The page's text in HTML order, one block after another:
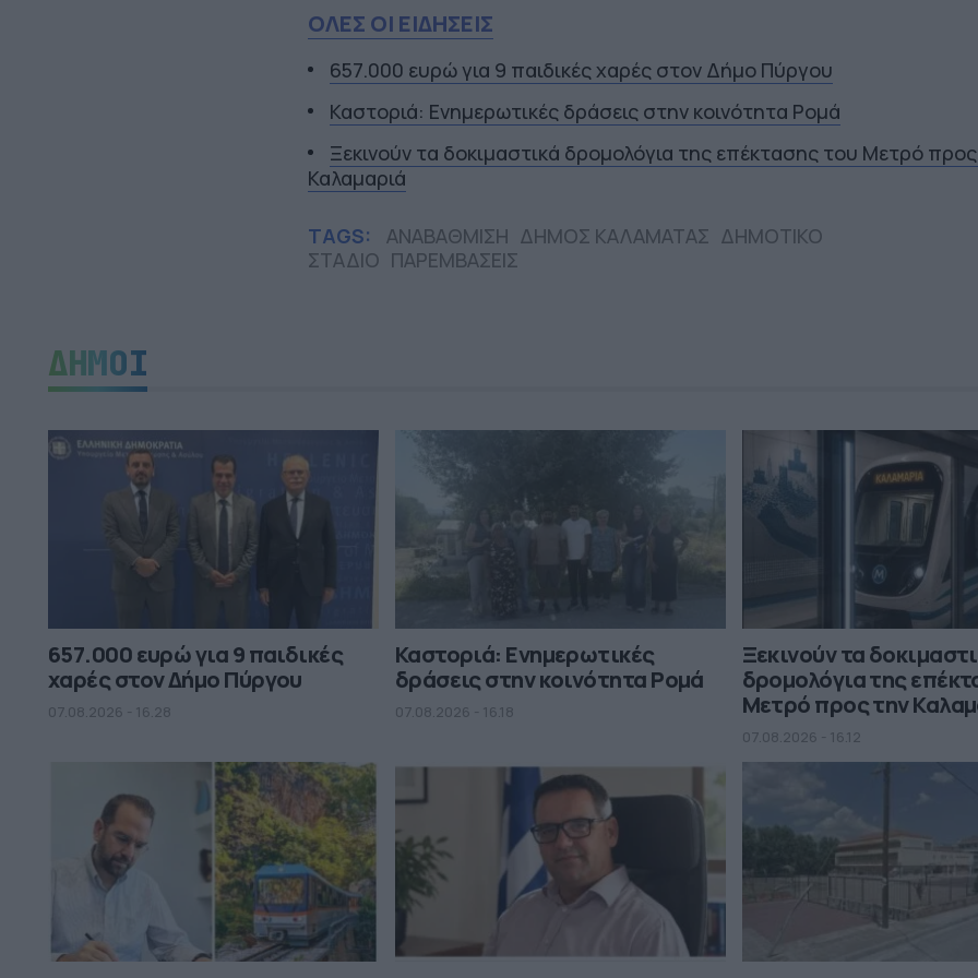
ΟΛΕΣ ΟΙ ΕΙΔΗΣΕΙΣ
657.000 ευρώ για 9 παιδικές χαρές στον Δήμο Πύργου
Καστοριά: Ενημερωτικές δράσεις στην κοινότητα Ρομά
Ξεκινούν τα δοκιμαστικά δρομολόγια της επέκτασης του Μετρό
Καλαμαριά
TAGS: ΑΝΑΒΑΘΜΙΣΗ ΔΗΜΟΣ ΚΑΛΑΜΑΤΑΣ ΔΗΜΟΤΙΚΟ
ΣΤΑΔΙΟ ΠΑΡΕΜΒΑΣΕΙΣ
ΔΗΜΟΙ
657.000 ευρώ για 9 παιδικές
χαρές στον Δήμο Πύργου
07.08.2026 - 16.28
Καστοριά: Ενημερωτικές
δράσεις στην κοινότητα Ρομά
07.08.2026 - 16.18
Ξεκινούν τα
δρομολόγια της
Μετρό προς την
07.08.2026 - 16.12